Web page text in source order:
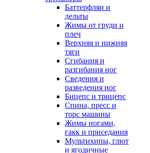
Баттерфляи и
дельты
Жимы от груди и
плеч
Верхняя и нижняя
тяги
Сгибания и
разгибания ног
Сведения и
разведения ног
Бицепс и трицепс
Спина, пресс и
торс машины
Жимы ногами,
гакк и приседания
Мультихипы, глют
и ягодичные